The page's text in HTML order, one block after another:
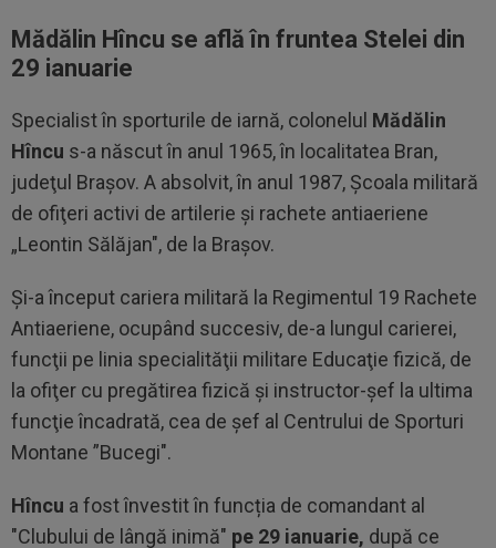
Mădălin Hîncu se află în fruntea Stelei din
29 ianuarie
Specialist în sporturile de iarnă, colonelul Mădălin
Hîncu s-a născut în anul 1965, în localitatea Bran,
judeţul Braşov. A absolvit, în anul 1987, Şcoala militară
de ofiţeri activi de artilerie şi rachete antiaeriene
„Leontin Sălăjan", de la Braşov.
Şi-a început cariera militară la Regimentul 19 Rachete
Antiaeriene, ocupând succesiv, de-a lungul carierei,
funcţii pe linia specialităţii militare Educaţie fizică, de
la ofiţer cu pregătirea fizică şi instructor-şef la ultima
funcţie încadrată, cea de şef al Centrului de Sporturi
Montane ”Bucegi".
Hîncu a fost învestit în funcția de comandant al
"Clubului de lângă inimă" pe 29 ianuarie, după ce